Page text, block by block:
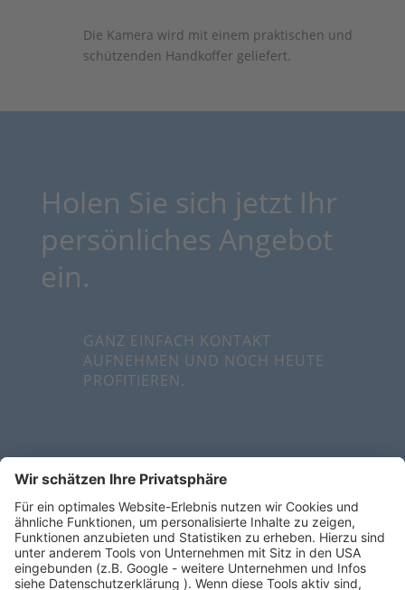
Die Kamera wird mit einem praktischen und
schützenden Handkoffer geliefert.
Holen Sie sich jetzt Ihr
persönliches Angebot
ein.
GANZ EINFACH KONTAKT
AUFNEHMEN UND NOCH HEUTE
PROFITIEREN.
WAS WIR TUN
Medi-CENT Innovation ist Ihr Experte für
medizintechnischeDiagnostik- & Therapiesysteme,